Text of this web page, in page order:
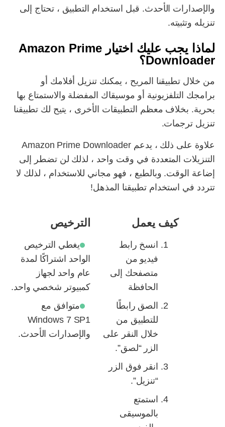
والإصدارات الأحدث. قبل استخدام التطبيق ، تحتاج إلى
تنزيله وتثبيته.
لماذا يجب عليك اختيار Amazon Prime
Downloader؟
من خلال تطبيقنا المريح ، يمكنك تنزيل أفلامك أو
برامجك التلفزيونية أو موسيقاك المفضلة والاستمتاع بها
بحرية. بخلاف معظم التطبيقات الأخرى ، يتيح لك تطبيقنا
تنزيل ترجمات.
علاوة على ذلك ، يدعم Amazon Prime Downloader
التنزيلات المتعددة في وقت واحد ، لذلك لن تضطر إلى
إضاعة الوقت. وبالطبع ، فهو مجاني للاستخدام ، لذلك لا
تتردد في استخدام تطبيقنا المذهل!
كيف يعمل
انسخ رابط
فيديو من
متصفحك إلى
الحافظة
الصق رابطًا
للتطبيق من
خلال النقر على
الزر “لصق”.
انقر فوق الزر
“تنزيل”.
استمتع
بالموسيقى
الترخيص
يغطي الترخيص
الواحد اشتراكًا لمدة
عام واحد لجهاز
كمبيوتر شخصي واحد.
متوافق مع
Windows 7 SP1
والإصدارات الأحدث.